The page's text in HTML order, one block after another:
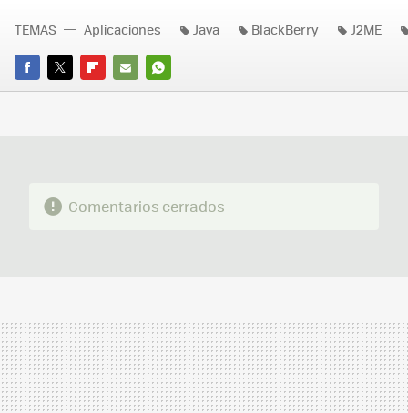
FACEBOOK
TWITTERFLIPBOARD
E-
WHATSAPP
TEMAS Aplicaciones Java BlackBerry J2ME
Comentarios cerrados